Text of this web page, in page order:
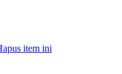
item ini